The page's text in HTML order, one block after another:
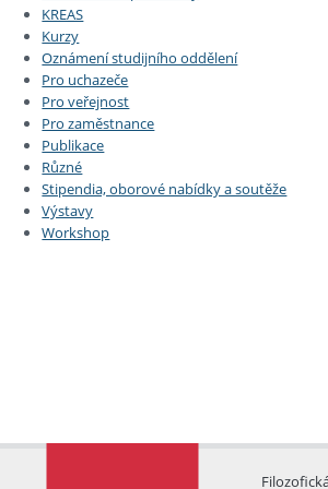
KREAS
Kurzy
Oznámení studijního oddělení
Pro uchazeče
Pro veřejnost
Pro zaměstnance
Publikace
Různé
Stipendia, oborové nabídky a soutěže
Výstavy
Workshop